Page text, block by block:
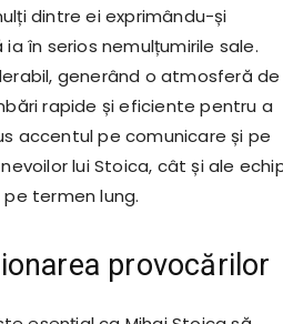
dintre ei exprimându-și
în serios nemulțumirile sale.
generând o atmosferă de
rapide și eficiente pentru a
accentul pe comunicare și pe
lui Stoica, cât și ale
termen lung.
provocărilor